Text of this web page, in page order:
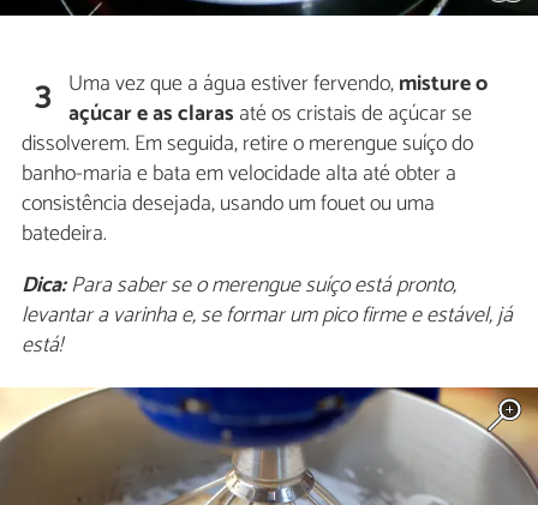
3 Uma vez que a água estiver fervendo,misture o
açúcar e as claras até os cristais de açúcar se
dissolverem. Em seguida, retire o merengue suíço do
banho-maria e bata em velocidade alta até obter a
consistência desejada, usando um fouet ou uma
batedeira.
Dica:Para saber se o merengue suíço está pronto,
levantar a varinha e, se formar um pico firme e estável, já
está!